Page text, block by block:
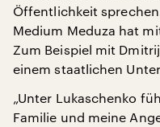
Öffentlichkeit
Medium Meduza hat
Zum Beispiel mit
einem staatlichen
„Unter Lukaschenko
Familie und meine